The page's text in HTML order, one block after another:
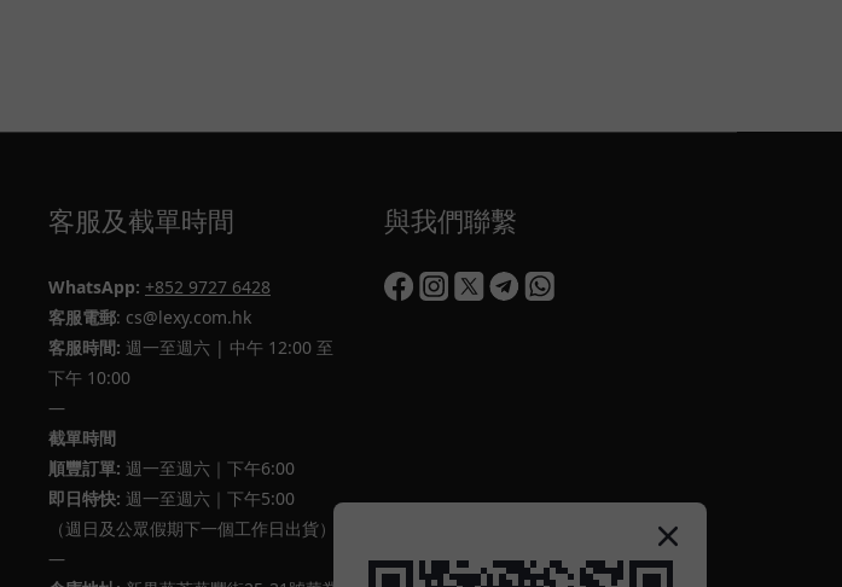
客服及截單時間
WhatsApp: +852 9727 6428
客服電郵: cs@lexy.com.hk
客服時間: 週一至週六 | 中午 12:00 至
下午 10:00
—
截單時間
順豐訂單: 週一至週六｜下午6:00
即日特快: 週一至週六｜下午5:00
（週日及公眾假期下一個工作日出貨）
—
與我們聯繫